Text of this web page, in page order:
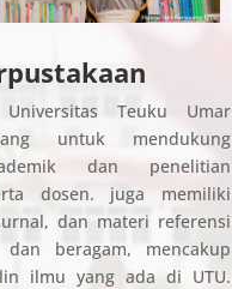
Universitas Teuku Umar
untuk mendukung
dan penelitian
dosen. juga memiliki
dan materi referensi
beragam, mencakup
ilmu yang ada di UTU.